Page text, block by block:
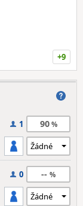
+9
1 90
0 --